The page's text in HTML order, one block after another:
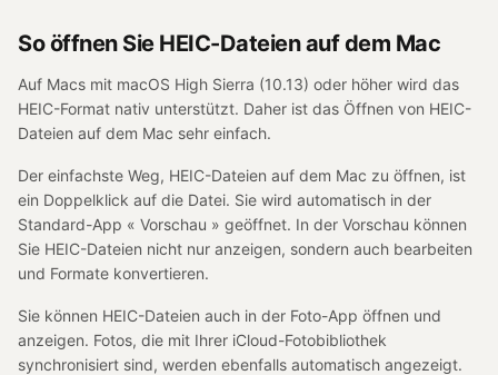
So öffnen Sie HEIC-Dateien auf dem Mac
Auf Macs mit macOS High Sierra (10.13) oder höher wird das
HEIC-Format nativ unterstützt. Daher ist das Öffnen von HEIC-
Dateien auf dem Mac sehr einfach.
Der einfachste Weg, HEIC-Dateien auf dem Mac zu öffnen, ist
ein Doppelklick auf die Datei. Sie wird automatisch in der
Standard-App « Vorschau » geöffnet. In der Vorschau können
Sie HEIC-Dateien nicht nur anzeigen, sondern auch bearbeiten
und Formate konvertieren.
Sie können HEIC-Dateien auch in der Foto-App öffnen und
anzeigen. Fotos, die mit Ihrer iCloud-Fotobibliothek
synchronisiert sind, werden ebenfalls automatisch angezeigt.